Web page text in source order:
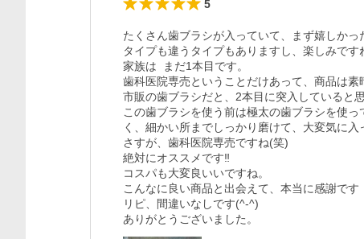
5
たくさん歯ブラシが入っていて、まず嬉しかっ
タイプも違うタイプもありますし、楽しみです
家族は  まだ1本目です。
歯科医院専売ということだけあって、商品は素
市販の歯ブラシだと、2本目に突入していると
この歯ブラシを使う前は極太の歯ブラシを使
く、細かい所までしっかり磨けて、大変気に入
さすが、歯科医院専売ですね(笑)
絶対にオススメです‼️
コスパも大変良いいですね。
こんなに良い商品と出会えて、本当に感謝です
リピ、間違いなしです(^-^)